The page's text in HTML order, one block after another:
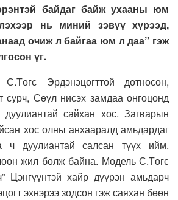
байдаг байж ухааны юм
нь миний зэвүү хүрээд,
очиж л байгаа юм л даа” гэж
үг.
Эрдэнэцогттой дотносон,
сурч, Сөүл нисэх замдаа онгоцонд
сайхан хос. Загварын
хос олны анхааралд амьдардаг
ч дуулиантай салсан түүх ийм.
жил болж байна. Модель С.Төгс
Цэнгүүнтэй хайр дүүрэн амьдарч
эхнэрээ зодсон гэж саяхан бөөн